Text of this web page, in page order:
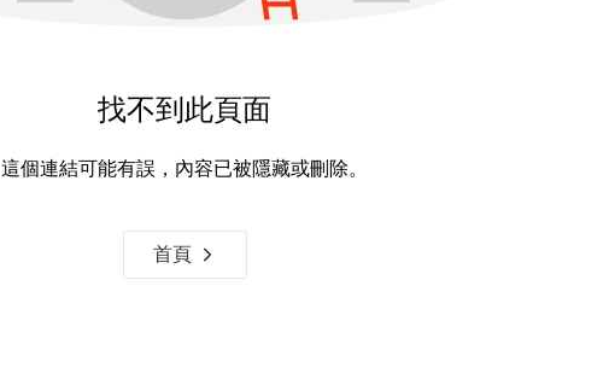
找不到此頁面
這個連結可能有誤，內容已被隱藏或刪除。
首頁